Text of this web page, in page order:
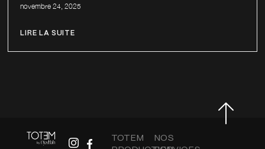
novembre 24, 2025
LIRE LA SUITE
TOTEM
NOS